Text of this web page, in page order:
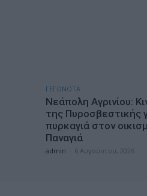
ΓΕΓΟΝΟΤΑ
Νεάπολη Αγρινίου:
της Πυροσβεστικής
πυρκαγιά στον
Παναγιά
admin 6 Αυγούστου, 2026